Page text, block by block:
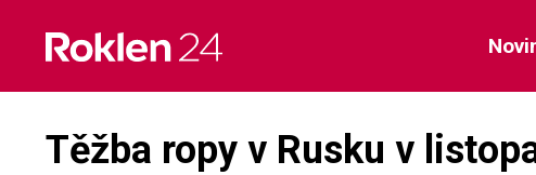
content
Těžba ropy v Rusku v